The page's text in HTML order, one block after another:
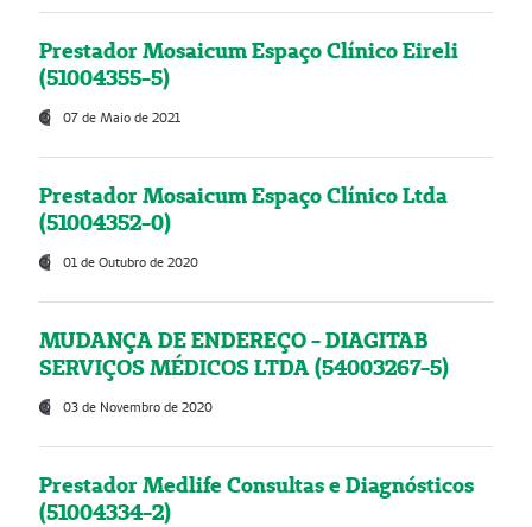
Prestador Mosaicum Espaço Clínico Eireli
(51004355-5)
07 de Maio de 2021
Prestador Mosaicum Espaço Clínico Ltda
(51004352-0)
01 de Outubro de 2020
MUDANÇA DE ENDEREÇO - DIAGITAB
SERVIÇOS MÉDICOS LTDA (54003267-5)
03 de Novembro de 2020
Prestador Medlife Consultas e Diagnósticos
(51004334-2)